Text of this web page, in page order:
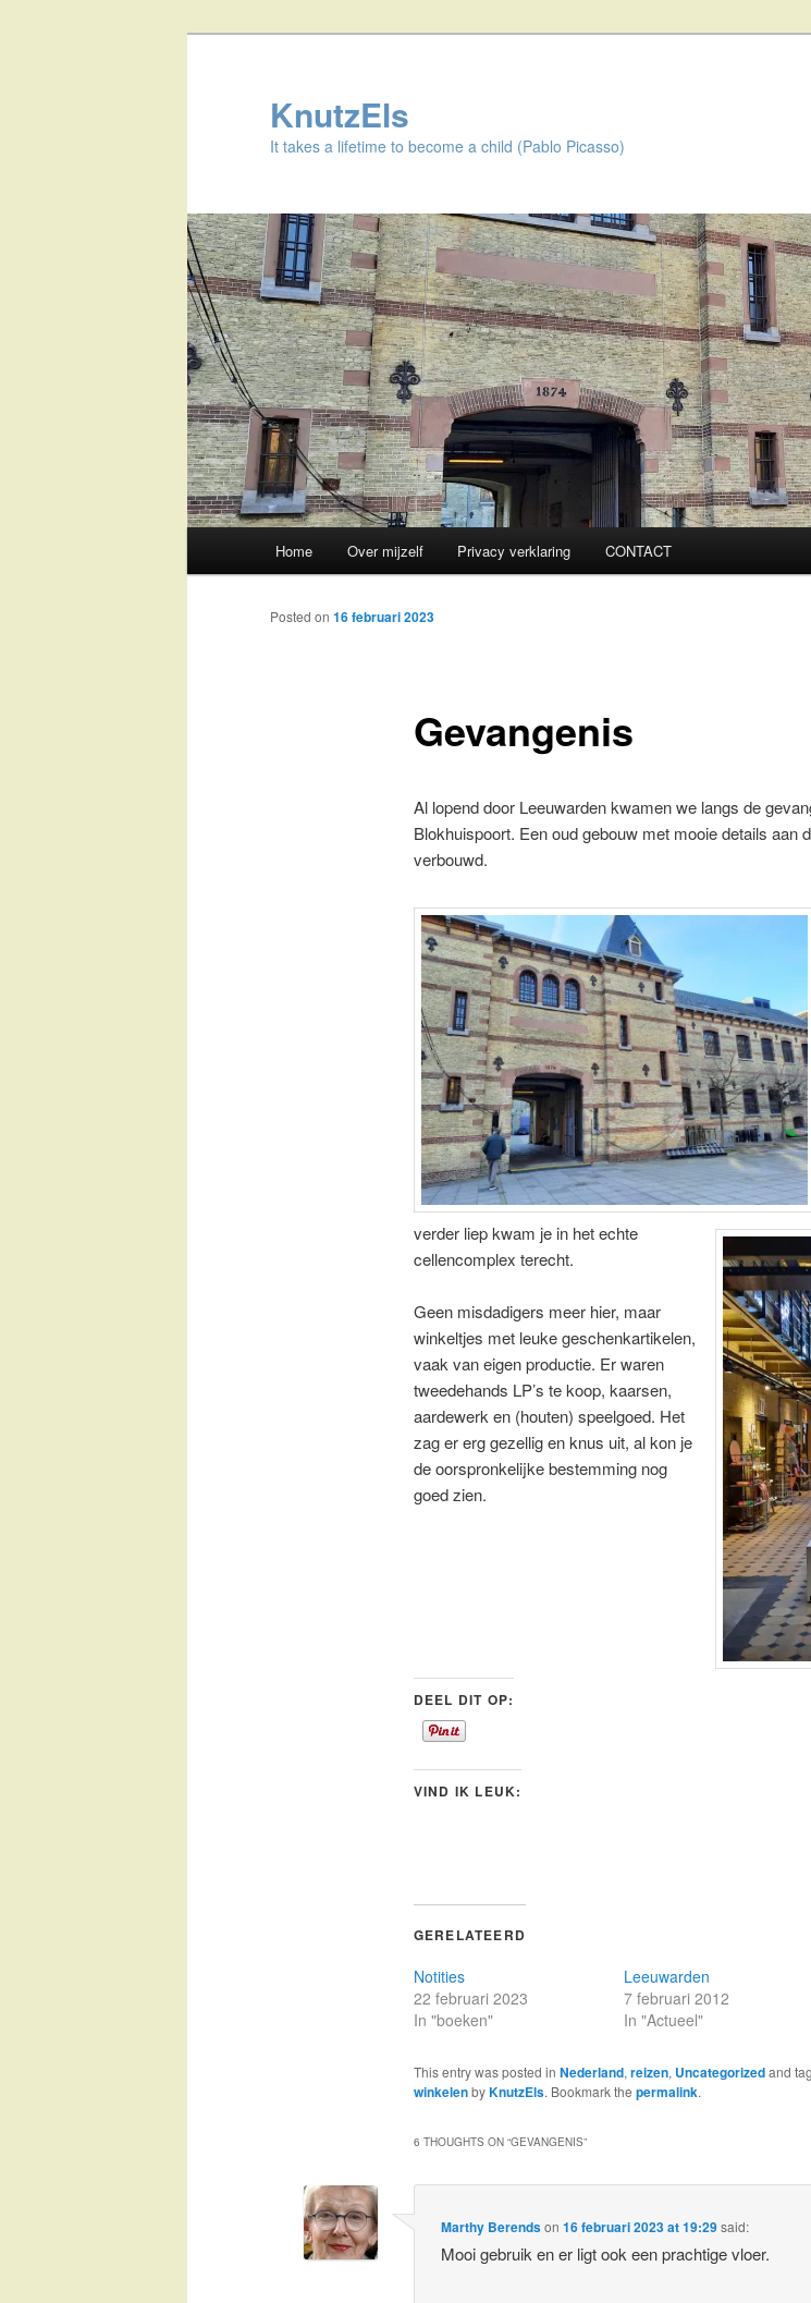
KnutzEls
It takes a lifetime to become a child (Pablo Picasso)
Skip
to
Home Over mijzelf Privacy verklaring CONTACT
Gevangenis
Posted on 16 februari 2023
Al lopend door Leeuwarden kwamen we langs de
Blokhuispoort. Een oud gebouw met mooie details aan
verbouwd.
verder liep kwam je in het echte
cellencomplex terecht.
Geen misdadigers meer hier, maar
winkeltjes met leuke geschenkartikelen,
vaak van eigen productie. Er waren
tweedehands LP’s te koop, kaarsen,
aardewerk en (houten) speelgoed. Het
zag er erg gezellig en knus uit, al kon je
de oorspronkelijke bestemming nog
goed zien.
DEEL DIT OP:
VIND IK LEUK:
GERELATEERD
Notities
22 februari 2023
In "boeken"
Leeuwarden
7 februari 2012
In "Actueel"
This entry was posted in Nederland, reizen, Uncategorizedand
winkelenbyKnutzEls. Bookmark the permalink.
6 THOUGHTS ON “GEVANGENIS”
Marthy Berendson16 februari 2023 at 19:29said:
Mooi gebruik en er ligt ook een prachtige vloer.